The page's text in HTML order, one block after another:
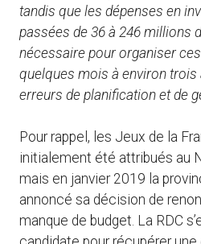
tandis que les dépenses en
passées de 36 à 246 millions
nécessaire pour organiser
quelques mois à environ trois
erreurs de planification et de
Pour rappel, les Jeux de la
initialement été attribués au
mais en janvier 2019 la
annoncé sa décision de
manque de budget. La RDC